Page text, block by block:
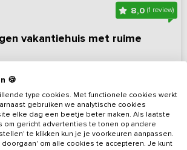
8,0 (1 review)
vakantiehuis met ruime
1 1
Bekijk details
🍪
type cookies. Met functionele cookies werkt
gebruiken we analytische cookies
elke dag een beetje beter maken. Als laatste
om gericht advertenties te tonen op andere
te klikken kun je je voorkeuren aanpassen.
doorgaan' om alle cookies te accepteren. Je kunt